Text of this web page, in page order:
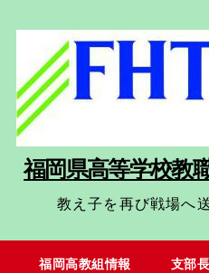
福岡県高等学校教
教え子を再び戦場へ
福岡高教組情報 支部